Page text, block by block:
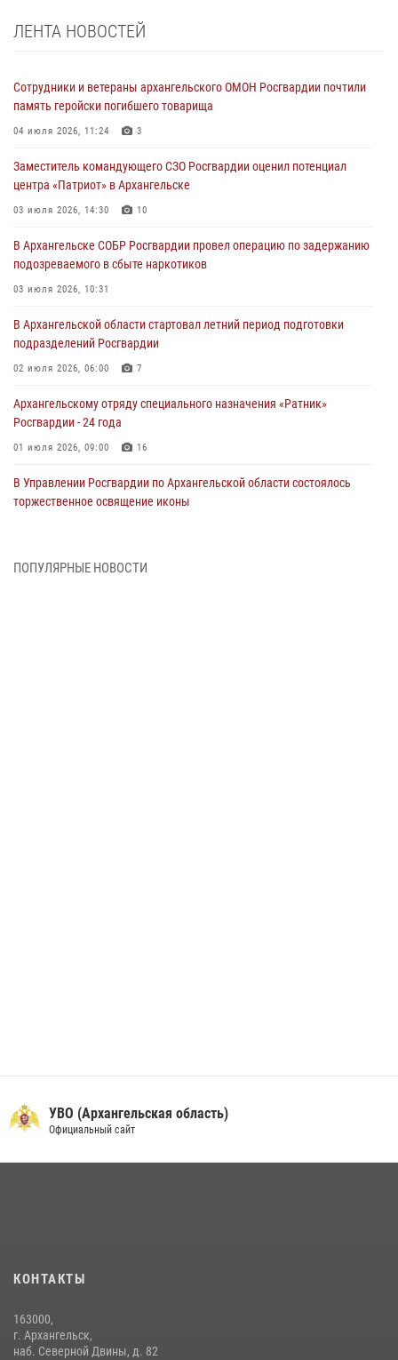
ЛЕНТА НОВОСТЕЙ
Сотрудники и ветераны архангельского ОМОН Росгвардии почтили
память геройски погибшего товарища
04 июля 2026, 11:24 3
Заместитель командующего СЗО Росгвардии оценил потенциал
центра «Патриот» в Архангельске
03 июля 2026, 14:30 10
В Архангельске СОБР Росгвардии провел операцию по задержанию
подозреваемого в сбыте наркотиков
03 июля 2026, 10:31
В Архангельской области стартовал летний период подготовки
подразделений Росгвардии
02 июля 2026, 06:00 7
Архангельскому отряду специального назначения «Ратник»
Росгвардии - 24 года
01 июля 2026, 09:00 16
В Управлении Росгвардии по Архангельской области состоялось
торжественное освящение иконы
Военнослужащие по призыву из Архангельской области приняли
ПОПУЛЯРНЫЕ НОВОСТИ
УВО (Архангельская область)
Официальный сайт
КОНТАКТЫ
163000,
г. Архангельск,
наб. Северной Двины, д. 82